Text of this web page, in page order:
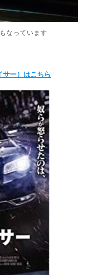
なっています
サー）はこちら